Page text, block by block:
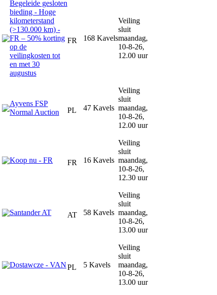
Begeleide gesloten
bieding - Hoge
kilometerstand
(>130.000 km) -
FR – 50% korting
op de
veilingkosten tot
en met 30
augustus
FR 168 Kavels
Veiling
sluit
maandag,
10-8-26,
12.00 uur
Ayvens FSP
Normal Auction
PL 47 Kavels
Veiling
sluit
maandag,
10-8-26,
12.00 uur
Koop nu - FR FR 16 Kavels
Veiling
sluit
maandag,
10-8-26,
12.30 uur
Santander AT AT 58 Kavels
Veiling
sluit
maandag,
10-8-26,
13.00 uur
Dostawcze - VANPL 5 Kavels
Veiling
sluit
maandag,
10-8-26,
13.00 uur